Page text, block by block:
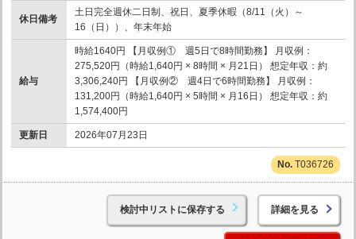
休日備考
土日完全週休二日制、祝日、夏季休暇（8/11（火）～
16（日））、年末年始
給与
時給1640円 【月収例① 週5日で8時間勤務】 月収例：
275,520円（時給1,640円 × 8時間 × 月21日） 想定年収：約
3,306,240円 【月収例② 週4日で6時間勤務】 月収例：
131,200円（時給1,640円 × 5時間 × 月16日） 想定年収：約
1,574,400円
更新日 2026年07月23日
T036726
検討中リストに保存する 詳細を見る